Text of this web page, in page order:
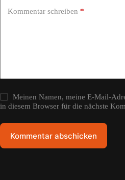
Kommentar schreiben *
Meinen Namen, meine E-Mail-
in diesem Browser für die nächste
Kommentar abschicken